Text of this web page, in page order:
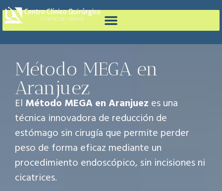
Método MEGA en
Aranjuez
ElMétodo MEGA en Aranjuezes una
técnica innovadora de reducción de
estómago sin cirugía que permite perder
peso de forma eficaz mediante un
procedimiento endoscópico, sin incisiones ni
cicatrices.